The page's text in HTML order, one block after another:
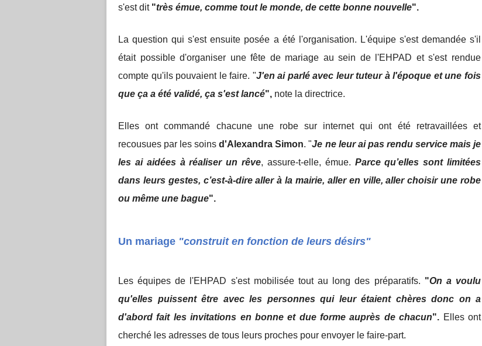
s'est dit "très émue, comme tout le monde, de cette bonne nouvelle".
La question qui s'est ensuite posée a été l'organisation. L'équipe s'est demandée s'il
était possible d'organiser une fête de mariage au sein de l'EHPAD et s'est rendue
compte qu'ils pouvaient le faire. "J'en ai parlé avec leur tuteur à l'époque et une fois
que ça a été validé, ça s'est lancé", note la directrice.
Elles ont commandé chacune une robe sur internet qui ont été retravaillées et
recousues par les soinsd'Alexandra Simon. "Je ne leur ai pas rendu service mais je
les ai aidées à réaliser un rêve, assure-t-elle, émue. Parce qu’elles sont limitées
dans leurs gestes, c’est-à-dire aller à la mairie, aller en ville, aller choisir une robe
ou même une bague".
Un mariage "construit en fonction de leurs désirs"
Les équipes de l'EHPAD s'est mobilisée tout au long des préparatifs. "On a voulu
qu'elles puissent être avec les personnes qui leur étaient chères donc on a
d'abord fait les invitations en bonne et due forme auprès de chacun". Elles ont
cherché les adresses de tous leurs proches pour envoyer le faire-part.